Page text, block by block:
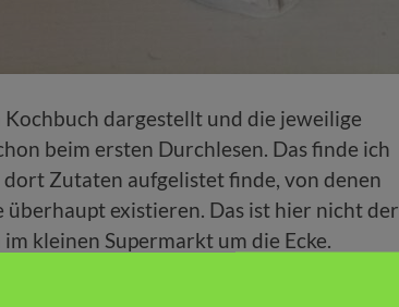
dargestellt und die jeweilige
beim ersten Durchlesen. Das finde ich
Zutaten aufgelistet finde, von denen
überhaupt existieren. Das ist hier nicht der
kleinen Supermarkt um die Ecke.